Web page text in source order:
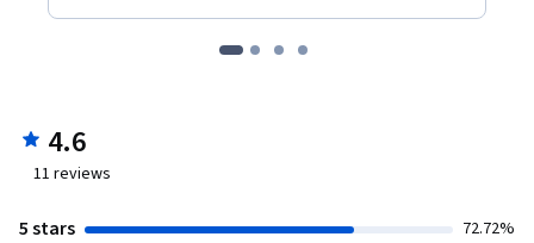
4.6
11 reviews
5 stars 72.72%